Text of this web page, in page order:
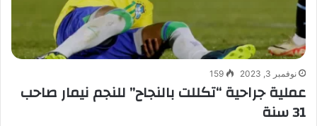
نوفمبر 3, 2023 159
عملية جراحية “تكللت بالنجاح” للنجم نيمار صاحب
31 سنة